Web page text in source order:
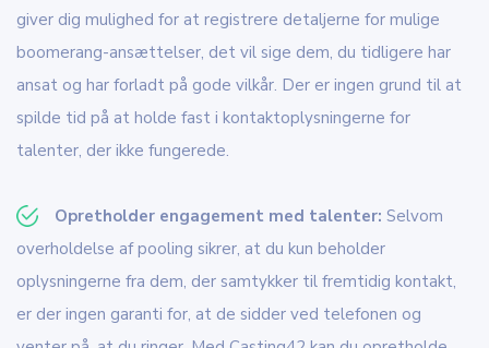
giver dig mulighed for at registrere detaljerne for mulige
boomerang-ansættelser, det vil sige dem, du tidligere har
ansat og har forladt på gode vilkår. Der er ingen grund til at
spilde tid på at holde fast i kontaktoplysningerne for
talenter, der ikke fungerede.
Opretholder engagement med talenter: Selvom
overholdelse af pooling sikrer, at du kun beholder
oplysningerne fra dem, der samtykker til fremtidig kontakt,
er der ingen garanti for, at de sidder ved telefonen og